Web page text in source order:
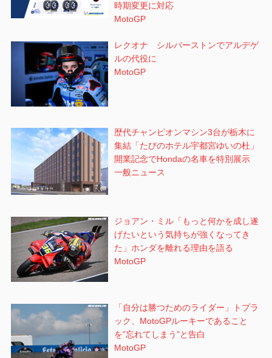
時期変更に対応
MotoGP
レクオナ シルバーストンでアルデゲ
ルの代役に
MotoGP
歴代チャンピオンマシン3台が栃木に
集結「たびのホテル宇都宮ゆいの杜」
開業記念でHondaの名車を特別展示
一般ニュース
ジョアン・ミル「もっと何かを成し遂
げたいという気持ちが強くなってき
た」ホンダを離れる理由を語る
MotoGP
「自分は勝つためのライダー」トプラ
ック、MotoGPルーキーであること
を”忘れてしまう”と告白
MotoGP